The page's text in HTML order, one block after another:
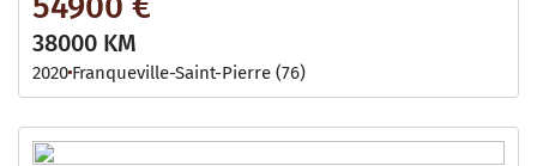
38000 KM
2020 Franqueville-Saint-Pierre (76)